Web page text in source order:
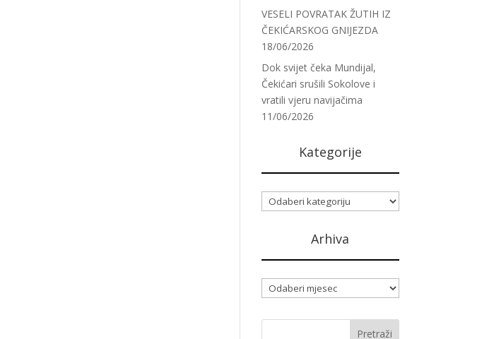
VESELI POVRATAK ŽUTIH IZ
ČEKIĆARSKOG GNIJEZDA
18/06/2026
Dok svijet čeka Mundijal,
Čekićari srušili Sokolove i
vratili vjeru navijačima
11/06/2026
Kategorije
Kategorije
Arhiva
Arhiva